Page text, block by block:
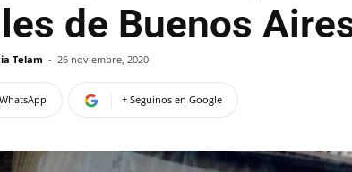
de Buenos
Telam - 26 noviembre, 2020
WhatsApp + Seguinos en Google